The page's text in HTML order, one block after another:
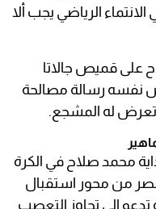
الرياضي يجب ألا
على قميص جالاتا
نفسه رسالة مصالحة
تعرض له المشجع.
محمد صلاح في الكرة
مصر من محور استقبال
إلى تجاوز التعصب